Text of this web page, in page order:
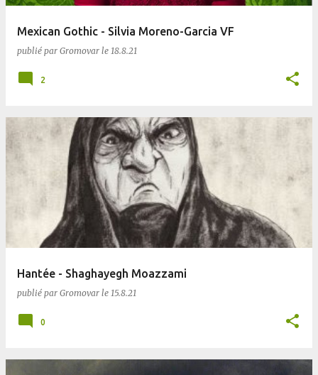
Mexican Gothic - Silvia Moreno-Garcia VF
publié par Gromovar le 18.8.21
2
Hantée - Shaghayegh Moazzami
publié par Gromovar le 15.8.21
0